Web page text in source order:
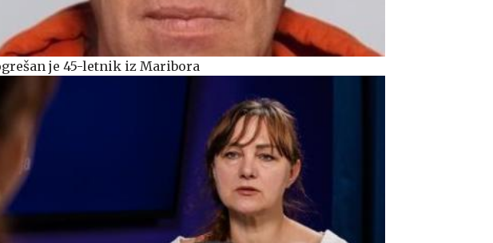
je 45-letnik iz Maribora